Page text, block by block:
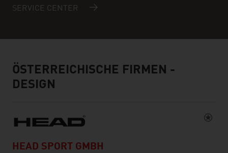
SERVICE CENTER
ÖSTERREICHISCHE FIRMEN -
DESIGN
HEAD SPORT GMBH